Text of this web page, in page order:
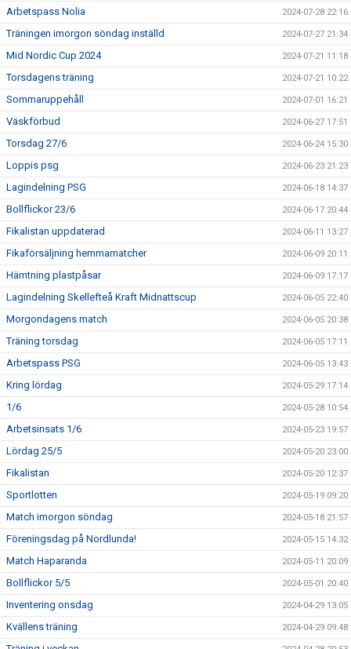
Arbetspass Nolia 2024-07-28 22:16
Träningen imorgon söndag inställd 2024-07-27 21:34
Mid Nordic Cup 2024 2024-07-21 11:18
Torsdagens träning 2024-07-21 10:22
Sommaruppehåll 2024-07-01 16:21
Väskförbud 2024-06-27 17:51
Torsdag 27/6 2024-06-24 15:30
Loppis psg 2024-06-23 21:23
Lagindelning PSG 2024-06-18 14:37
Bollflickor 23/6 2024-06-17 20:44
Fikalistan uppdaterad 2024-06-11 13:27
Fikaförsäljning hemmamatcher 2024-06-09 20:11
Hämtning plastpåsar 2024-06-09 17:17
Lagindelning Skellefteå Kraft Midnattscup 2024-06-05 22:40
Morgondagens match 2024-06-05 20:38
Träning torsdag 2024-06-05 17:11
Arbetspass PSG 2024-06-05 13:43
Kring lördag 2024-05-29 17:14
1/6 2024-05-28 10:54
Arbetsinsats 1/6 2024-05-23 19:57
Lördag 25/5 2024-05-20 23:00
Fikalistan 2024-05-20 12:37
Sportlotten 2024-05-19 09:20
Match imorgon söndag 2024-05-18 21:57
Föreningsdag på Nordlunda! 2024-05-15 14:32
Match Haparanda 2024-05-11 20:09
Bollflickor 5/5 2024-05-01 20:40
Inventering onsdag 2024-04-29 13:05
Kvällens träning 2024-04-29 09:48